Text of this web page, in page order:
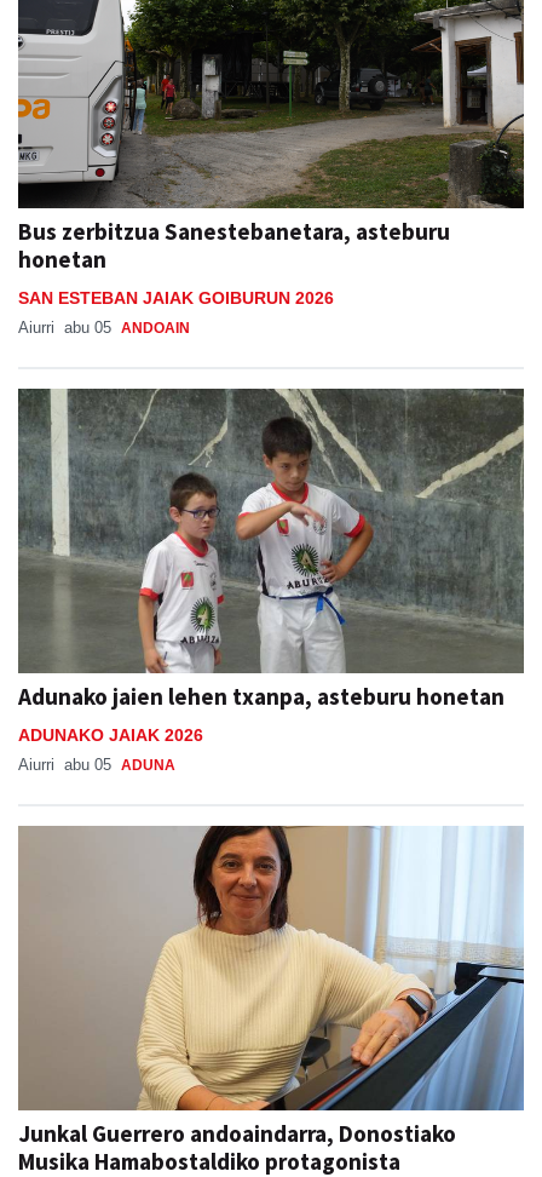
Bus zerbitzua Sanestebanetara, asteburu
honetan
SAN ESTEBAN JAIAK GOIBURUN 2026
Aiurri abu 05 ANDOAIN
Adunako jaien lehen txanpa, asteburu honetan
ADUNAKO JAIAK 2026
Aiurri abu 05 ADUNA
Junkal Guerrero andoaindarra, Donostiako
Musika Hamabostaldiko protagonista